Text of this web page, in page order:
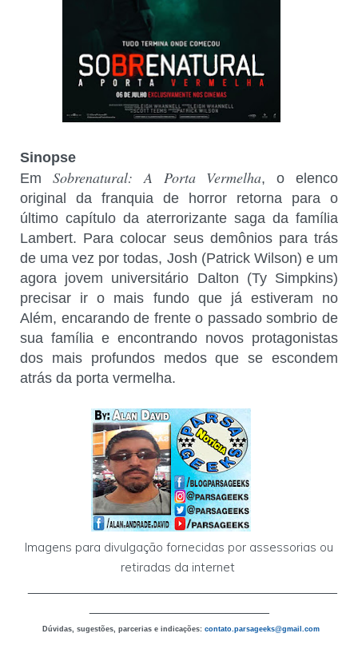
Sinopse
Em Sobrenatural: A Porta Vermelha, o elenco
original da franquia de horror retorna para o
último capítulo da aterrorizante saga da família
Lambert. Para colocar seus demônios para trás
de uma vez por todas, Josh (Patrick Wilson) e um
agora jovem universitário Dalton (Ty Simpkins)
precisar ir o mais fundo que já estiveram no
Além, encarando de frente o passado sombrio de
sua família e encontrando novos protagonistas
dos mais profundos medos que se escondem
atrás da porta vermelha.
Imagens para divulgação fornecidas por assessorias ou
retiradas da internet
Dúvidas, sugestões, parcerias e indicações: contato.parsageeks@gmail.com